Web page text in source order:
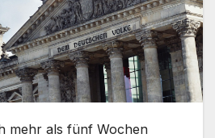
mehr als fünf Wochen